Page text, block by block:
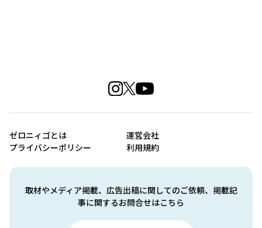
取材やメディア掲載、広告出稿に関してのご依頼、掲載記
事に関するお問合せはこちら
ゼロニィゴとは
運営会社
プライバシーポリシー
利用規約